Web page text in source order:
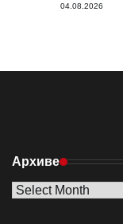
04.08.2026
Архиве
Архиве